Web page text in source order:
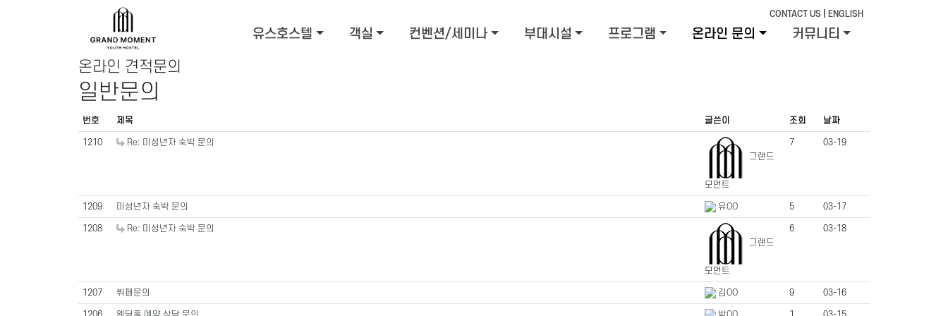
CONTACT US ENGLISH
유스호스텔 객실 컨벤션/세미나 부대시설 프로그램 온라인 문의 커뮤니티
온라인 견적문의
일반문의
번호 제목 글쓴이 조회 날짜
1210
Re: 미성년자 숙박 문의
그랜드
모먼트
7 03-19
1209 미성년자 숙박 문의 유OO 5 03-17
1208
Re: 미성년자 숙박 문의
그랜드
모먼트
6 03-18
1207 뷔페문의 김OO 9 03-16